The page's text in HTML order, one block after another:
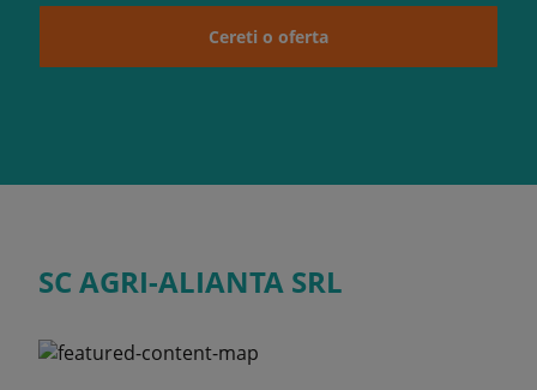
Cereti o oferta
SC AGRI-ALIANTA SRL